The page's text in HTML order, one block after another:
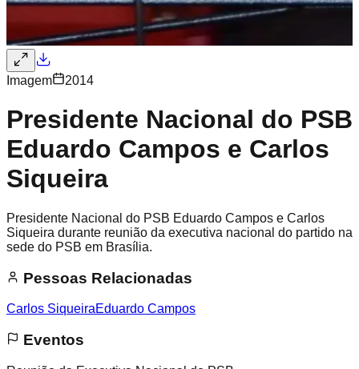
Imagem 2014
Presidente Nacional do PSB
Eduardo Campos e Carlos
Siqueira
Presidente Nacional do PSB Eduardo Campos e Carlos
Siqueira durante reunião da executiva nacional do partido na
sede do PSB em Brasília.
Pessoas Relacionadas
Carlos SiqueiraEduardo Campos
Eventos